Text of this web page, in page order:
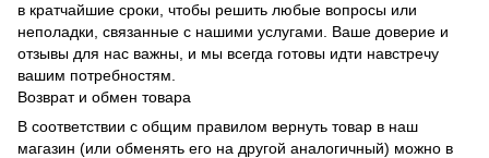
в кратчайшие сроки, чтобы решить любые вопросы или
неполадки, связанные с нашими услугами. Ваше доверие и
отзывы для нас важны, и мы всегда готовы идти навстречу
вашим потребностям.
Возврат и обмен товара
В соответствии с общим правилом вернуть товар в наш
магазин (или обменять его на другой аналогичный) можно в